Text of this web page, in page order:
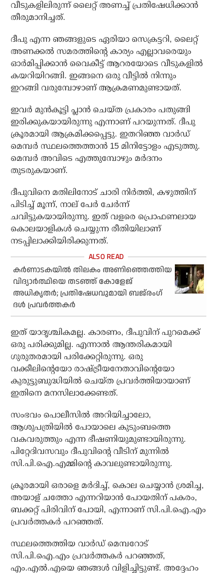
വീടുകളിലിരുന്ന് ലൈറ്റ് അണച്ച് പ്രതിഷേധിക്കാന്‍
തീരുമാനിച്ചത്.
ദീപു എന്ന ഞങ്ങളുടെ ഏരിയാ സെക്രട്ടറി, ലൈറ്റ്
അണക്കല്‍ സമരത്തിന്റെ കാര്യം എല്ലാവരെയും
ഓര്‍മിപ്പിക്കാന്‍ വൈകീട്ട് ആറരയോടെ വീടുകളില്‍
കയറിയിറങ്ങി. ഇങ്ങനെ ഒരു വീട്ടില്‍ നിന്നും
ഇറങ്ങി വരുമ്പോഴാണ് ആക്രമണമുണ്ടായത്.
ഇവര്‍ മുന്‍കൂട്ടി പ്ലാന്‍ ചെയ്ത പ്രകാരം പതുങ്ങി
ഇരിക്കുകയായിരുന്നു എന്നാണ് പറയുന്നത്. ദീപു
ക്രൂരമായി ആക്രമിക്കപ്പെട്ടു. ഇതറിഞ്ഞ വാര്‍ഡ്
മെമ്പര്‍ സ്ഥലത്തെത്താന്‍ 15 മിനിട്ടോളം എടുത്തു.
മെമ്പര്‍ അവിടെ എത്തുമ്പോഴും മര്‍ദനം
തുടരുകയാണ്.
ദീപുവിനെ മതിലിനോട് ചാരി നിര്‍ത്തി, കഴുത്തിന്
പിടിച്ച് മൂന്ന്, നാല് പേര്‍ ചേര്‍ന്ന്
ചവിട്ടുകയായിരുന്നു. ഇത് വളരെ പ്രൊഫണലായ
കൊലയാളികള്‍ ചെയ്യുന്ന രീതിയിലാണ്
നടപ്പിലാക്കിയിരിക്കുന്നത്.
കര്‍ണാടകയില്‍ തിലകം അണിഞ്ഞെത്തിയ
വിദ്യാര്‍ത്ഥിയെ തടഞ്ഞ് കോളേജ്
അധികൃതര്‍; പ്രതിഷേധവുമായി ബജ്‌രംഗ്
ദള്‍ പ്രവര്‍ത്തകര്‍
ഇത് യാദൃശ്ചികമല്ല. കാരണം, ദീപുവിന് പുറമെക്ക്
ഒരു പരിക്കുമില്ല. എന്നാല്‍ ആന്തരികമായി
ഗുരുതരമായി പരിക്കേറ്റിരുന്നു. ഒരു
വക്കീലിന്റെയോ രാഷ്ട്രീയനേതാവിന്റെയോ
കുരുട്ടുബുദ്ധിയില്‍ ചെയ്ത പ്രവര്‍ത്തിയായാണ്
ഇതിനെ മനസിലാക്കേണ്ടത്.
സംഭവം പൊലീസില്‍ അറിയിച്ചാലോ,
ആശുപത്രിയില്‍ പോയാലെ കുടുംബത്തെ
വകവരുത്തും എന്ന ഭീഷണിയുമുണ്ടായിരുന്നു.
പിറ്റേദിവസവും ദീപുവിന്റെ വീടിന് മുന്നില്‍
സി.പി.ഐ.എമ്മിന്റെ കാവലുണ്ടായിരുന്നു.
ക്രൂരമായി ഒരാളെ മര്‍ദിച്ച്, കൊല ചെയ്യാന്‍ ശ്രമിച്ച,
അയാള് ചത്തോ എന്നറിയാന്‍ പോയതിന് പകരം,
ബക്കറ്റ് പിരിവിന് പോയി, എന്നാണ് സി.പി.ഐ.എം
പ്രവര്‍ത്തകര്‍ പറഞ്ഞത്.
സ്ഥലത്തെത്തിയ വാര്‍ഡ് മെമ്പറോട്
സി.പി.ഐ.എം പ്രവര്‍ത്തകര്‍ പറഞ്ഞത്,
എം.എല്‍.എയെ ഞങ്ങള്‍ വിളിച്ചിട്ടുണ്ട്. അദ്ദേഹം